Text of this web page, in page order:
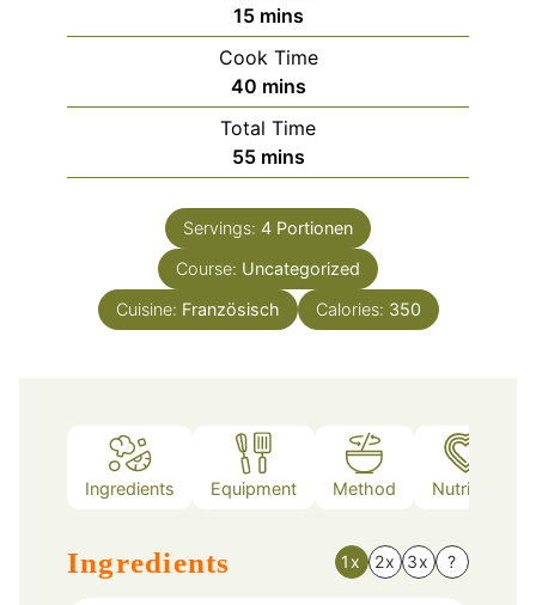
15minutes
mins
Cook Time
40minutes
mins
Total Time
55minutes
mins
Servings: 4 Portionen
Course: Uncategorized
Cuisine: Französisch Calories: 350
Ingredients Equipment Method Nutrition
Ingredients 1x 2x 3x ?